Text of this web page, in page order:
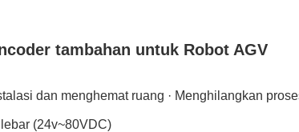
tambahan untuk Robot AGV
dan menghemat ruang · Menghilangkan
(24v~80VDC)